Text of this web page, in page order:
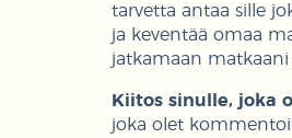
tarvetta antaa sille
ja keventää omaa
jatkamaan matkaani
Kiitos sinulle, joka
joka olet